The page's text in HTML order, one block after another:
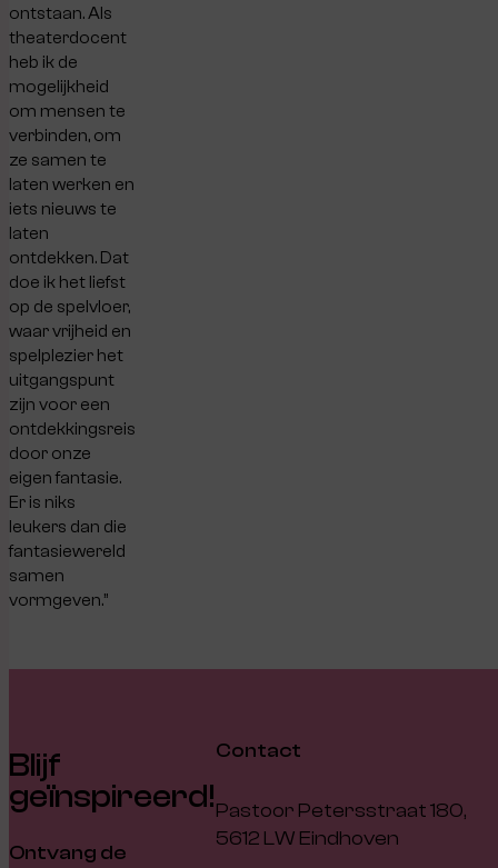
ontstaan. Als
theaterdocent
heb ik de
mogelijkheid
om mensen te
verbinden, om
ze samen te
laten werken en
iets nieuws te
laten
ontdekken. Dat
doe ik het liefst
op de spelvloer,
waar vrijheid en
spelplezier het
uitgangspunt
zijn voor een
ontdekkingsreis
door onze
eigen fantasie.
Er is niks
leukers dan die
fantasiewereld
samen
vormgeven.”
Blijf
geïnspireerd!
Ontvang de
Contact
Pastoor Petersstraat 180,
5612 LW Eindhoven